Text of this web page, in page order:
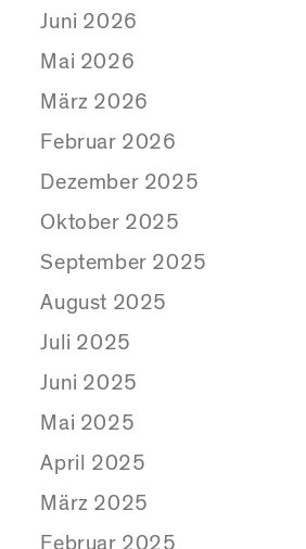
Juni 2026
Mai 2026
März 2026
Februar 2026
Dezember 2025
Oktober 2025
September 2025
August 2025
Juli 2025
Juni 2025
Mai 2025
April 2025
März 2025
Februar 2025